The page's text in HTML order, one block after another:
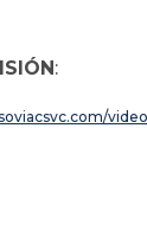
: